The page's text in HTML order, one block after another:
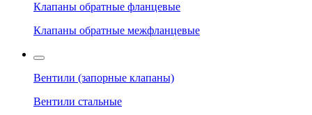
Клапаны обратные фланцевые
Клапаны обратные межфланцевые
Вентили (запорные клапаны)
Вентили стальные